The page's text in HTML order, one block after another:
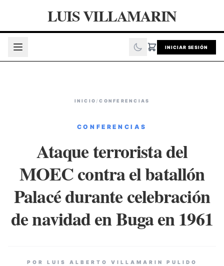
LUIS VILLAMARIN
INICIAR SESIÓN
INICIO /CONFERENCIAS
CONFERENCIAS
Ataque terrorista del
MOEC contra el batallón
Palacé durante celebración
de navidad en Buga en 1961
POR LUIS ALBERTO VILLAMARIN PULIDO